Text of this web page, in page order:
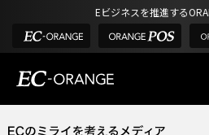
Eビジネスを推進する